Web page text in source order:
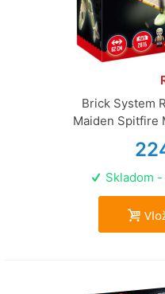
Brick System
Maiden Spitfire
Skladom